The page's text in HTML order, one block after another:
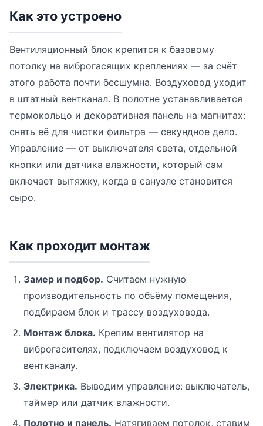
Как это устроено
Вентиляционный блок крепится к базовому
потолку на виброгасящих креплениях — за счёт
этого работа почти бесшумна. Воздуховод уходит
в штатный вентканал. В полотне устанавливается
термокольцо и декоративная панель на магнитах:
снять её для чистки фильтра — секундное дело.
Управление — от выключателя света, отдельной
кнопки или датчика влажности, который сам
включает вытяжку, когда в санузле становится
сыро.
Как проходит монтаж
Замер и подбор. Считаем нужную
производительность по объёму помещения,
подбираем блок и трассу воздуховода.
Монтаж блока. Крепим вентилятор на
виброгасителях, подключаем воздуховод к
вентканалу.
Электрика. Выводим управление: выключатель,
таймер или датчик влажности.
Полотно и панель. Натягиваем потолок, ставим